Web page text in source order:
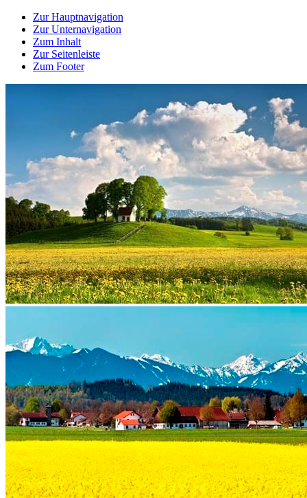
Zur Hauptnavigation
Zur Unternavigation
Zum Inhalt
Zur Seitenleiste
Zum Footer